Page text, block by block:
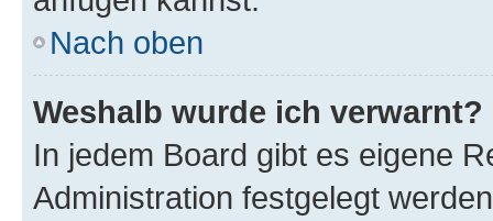
Nach oben
Weshalb wurde ich verwarnt?
In jedem Board gibt es eigene
Administration festgelegt